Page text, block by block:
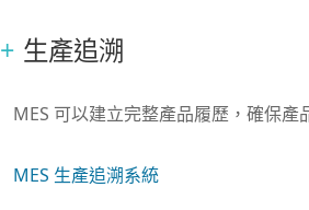
生產追溯
MES 可以建立完整產品履歷，確保產
MES 生產追溯系統